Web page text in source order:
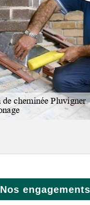
Nos engagements